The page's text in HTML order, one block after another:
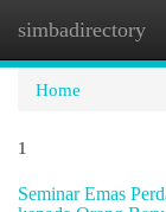
simbadirectory
Home
1
Seminar Emas